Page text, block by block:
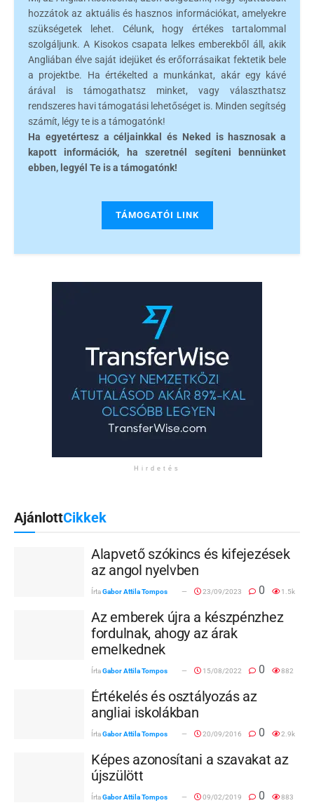
hozzátok az aktuális és hasznos információkat, amelyekre
szükségetek lehet. Célunk, hogy értékes tartalommal
szolgáljunk. A Kisokos csapata lelkes emberekből áll, akik
Angliában élve saját idejüket és erőforrásaikat fektetik bele
a projektbe. Ha értékelted a munkánkat, akár egy kávé
árával is támogathatsz minket, vagy választhatsz
rendszeres havi támogatási lehetőséget is. Minden segítség
számít, légy te is a támogatónk!
Ha egyetértesz a céljainkkal és Neked is hasznosak a
kapott információk, ha szeretnél segíteni bennünket
ebben, legyél Te is a támogatónk!
TÁMOGATÓI LINK
Hirdetés
AjánlottCikkek
Alapvető szókincs és kifejezések
az angol nyelvben
ÍrtaGabor Attila Tompos 23/09/2023 0 1.5k
Az emberek újra a készpénzhez
fordulnak, ahogy az árak
emelkednek
ÍrtaGabor Attila Tompos 15/08/2022 0 882
Értékelés és osztályozás az
angliai iskolákban
ÍrtaGabor Attila Tompos 20/09/2016 0 2.9k
Képes azonosítani a szavakat az
újszülött
ÍrtaGabor Attila Tompos 09/02/2019 0 883